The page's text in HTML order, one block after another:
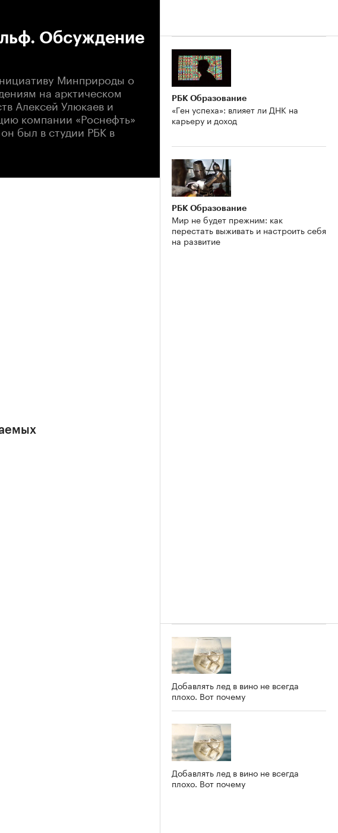
Обсуждение
Минприроды о
на арктическом
Алексей Улюкаев и
компании «Роснефть»
был в студии РБК в
РБК Образование
«Ген успеха»: влияет ли ДНК на
карьеру и доход
РБК Образование
Мир не будет прежним: как
перестать выживать и настроить себя
на развитие
Добавлять лед в вино не всегда
плохо. Вот почему
Добавлять лед в вино не всегда
плохо. Вот почему